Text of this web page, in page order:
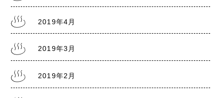
2019年4月
2019年3月
2019年2月